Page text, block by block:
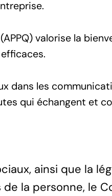
valorise la
dans les
qui échangent et
ainsi que la
la personne, le